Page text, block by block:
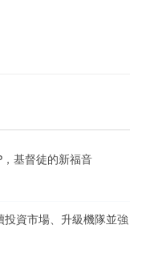
，基督徒的新福音
資市場、升級機隊並強